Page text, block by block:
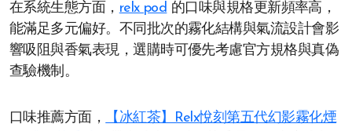
在系統生態方面， relx pod 的口味與規格更新頻率高，
能滿足多元偏好。不同批次的霧化結構與氣流設計會影
響吸阻與香氣表現，選購時可優先考慮官方規格與真偽
查驗機制。
口味推薦方面，
【冰紅茶】Relx悅刻第五代幻影霧化煙